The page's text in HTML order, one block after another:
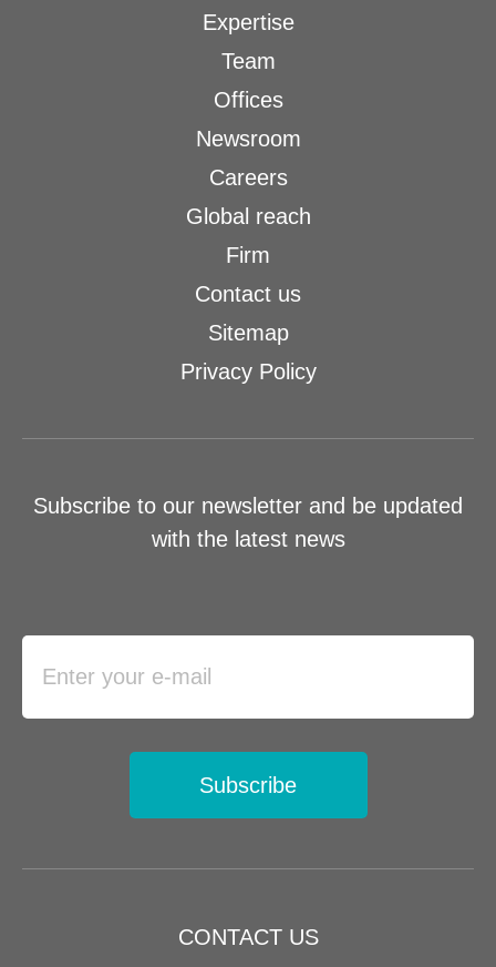
CONTACT US
Expertise
Team
Offices
Newsroom
Careers
Global reach
Firm
Contact us
Sitemap
Privacy Policy
Subscribe to our newsletter and be updated
with the latest news
Subscribe